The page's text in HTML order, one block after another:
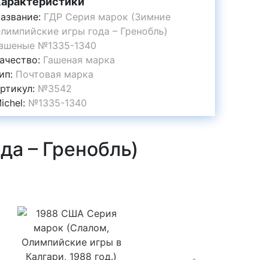
ГДР Серия марок (Зимние
игры года – Гренобль)
№1335-1340
Гашеная марка
Почтовая марка
№3542
№1335-1340
– Гренобль)